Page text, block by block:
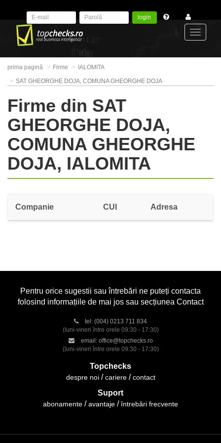
login
prima pagină Firme
IALOMITA
SAT GHEORGHE DOJA, COMUNA GHEORGHE DOJA
Firme din SAT
GHEORGHE DOJA,
COMUNA GHEORGHE
DOJA, IALOMITA
Companie CUI Adresa
Pentru orice sugestii sau întrebări ne puteți contacta
folosind informațiile de mai jos sau secțiunea Contact
tel: (004) 0213 711 834
(luni-vineri între orele 09:30 - 17:30)
email: office@topchecks.ro
(luni-vineri între orele 09:30 - 17:30)
Topchecks
despre noi cariere contact
Suport
abonamente avantaje întrebări frecvente